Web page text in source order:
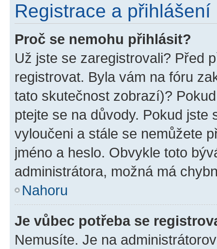
Registrace a přihlášení
Proč se nemohu přihlásit?
Už jste se zaregistrovali? Před
registrovat. Byla vám na fóru
tato skutečnost zobrazí)?
ptejte se na důvody. Pokud jste
vyloučeni a stále se nemůžete
jméno a heslo. Obvykle toto
administrátora, možná má
Nahoru
Je vůbec potřeba se
Nemusíte. Je na